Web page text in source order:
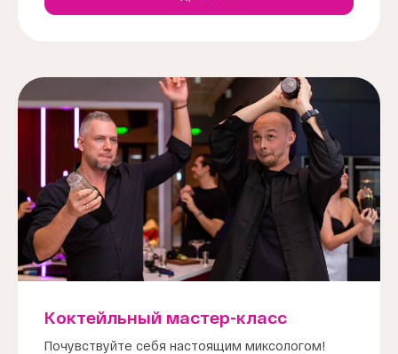
Коктейльный мастер-класс
Почувствуйте себя настоящим миксологом!